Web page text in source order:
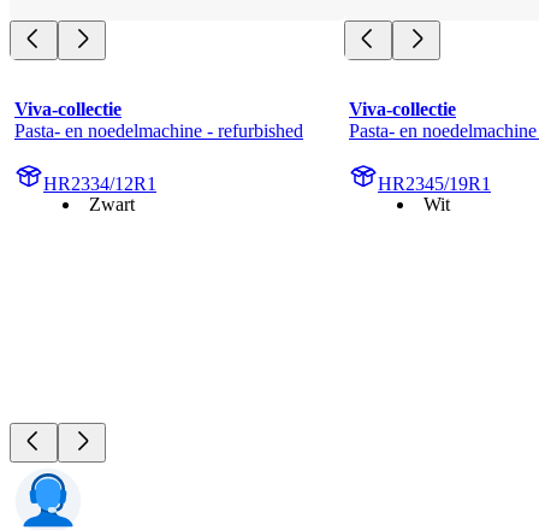
Viva-collectie
Pasta- en noedelmachine - refurbished
HR2334/12R1
Zwart
Viva-collectie
Pasta- en
HR2345/19R1
Wit